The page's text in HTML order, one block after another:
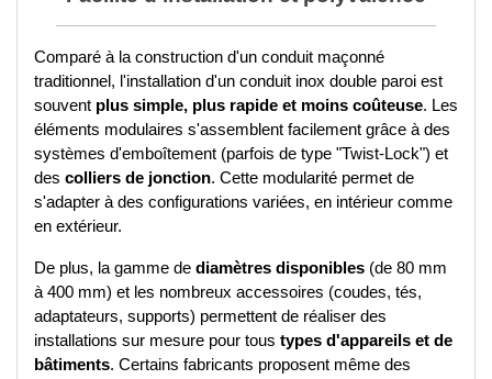
Comparé à la construction d'un conduit maçonné
traditionnel, l'installation d'un conduit inox double paroi est
souvent plus simple, plus rapide et moins coûteuse. Les
éléments modulaires s'assemblent facilement grâce à des
systèmes d'emboîtement (parfois de type "Twist-Lock") et
des colliers de jonction. Cette modularité permet de
s'adapter à des configurations variées, en intérieur comme
en extérieur.
De plus, la gamme de diamètres disponibles (de 80 mm
à 400 mm) et les nombreux accessoires (coudes, tés,
adaptateurs, supports) permettent de réaliser des
installations sur mesure pour tous types d'appareils et de
bâtiments. Certains fabricants proposent même des